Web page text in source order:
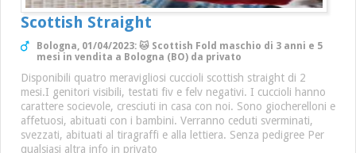
Scottish Straight
Bologna, 01/04/2023: 🐱 Scottish Fold maschio di 3 anni e 5
mesi in vendita a Bologna (BO) da privato
Disponibili quatro meravigliosi cuccioli scottish straight di 2
mesi.I genitori visibili, testati fiv e felv negativi. I cuccioli hanno
carattere socievole, cresciuti in casa con noi. Sono giocherelloni e
affetuosi, abituati con i bambini. Verranno ceduti sverminati,
svezzati, abituati al tiragraffi e alla lettiera. Senza pedigree Per
qualsiasi altra info in privato